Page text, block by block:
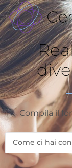
Compila il